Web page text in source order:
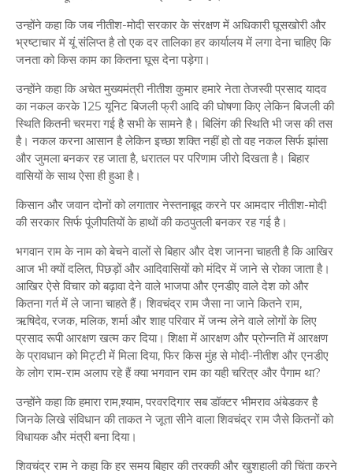
उन्होंने कहा कि जब नीतीश-मोदी सरकार के संरक्षण में अधिकारी घूसखोरी और
भ्रष्टाचार में यूं संलिप्त है तो एक दर तालिका हर कार्यालय में लगा देना चाहिए कि
जनता को किस काम का कितना घूस देना पड़ेगा।
उन्होंने कहा कि अचेत मुख्यमंत्री नीतीश कुमार हमारे नेता तेजस्वी प्रसाद यादव
का नकल करके 125 यूनिट बिजली फ्री आदि की घोषणा किए लेकिन बिजली की
स्थिति कितनी चरमरा गई है सभी के सामने है। बिलिंग की स्थिति भी जस की तस
है। नकल करना आसान है लेकिन इच्छा शक्ति नहीं हो तो वह नकल सिर्फ झांसा
और जुमला बनकर रह जाता है, धरातल पर परिणाम जीरो दिखता है। बिहार
वासियों के साथ ऐसा ही हुआ है।
किसान और जवान दोनों को लगातार नेस्तनाबूद करने पर आमदार नीतीश-मोदी
की सरकार सिर्फ पूंजीपतियों के हाथों की कठपुतली बनकर रह गई है।
भगवान राम के नाम को बेचने वालों से बिहार और देश जानना चाहती है कि आखिर
आज भी क्यों दलित, पिछड़ों और आदिवासियों को मंदिर में जाने से रोका जाता है।
आखिर ऐसे विचार को बढ़ावा देने वाले भाजपा और एनडीए वाले देश को और
कितना गर्त में ले जाना चाहते हैं। शिवचंद्र राम जैसा ना जाने कितने राम,
ऋषिदेव, रजक, मलिक, शर्मा और शाह परिवार में जन्म लेने वाले लोगों के लिए
प्रसाद रूपी आरक्षण खत्म कर दिया। शिक्षा में आरक्षण और प्रोन्नति में आरक्षण
के प्रावधान को मिट्टी में मिला दिया, फिर किस मुंह से मोदी-नीतीश और एनडीए
के लोग राम-राम अलाप रहे हैं क्या भगवान राम का यही चरित्र और पैगाम था?
उन्होंने कहा कि हमारा राम,श्याम, परवरदिगार सब डॉक्टर भीमराव अंबेडकर है
जिनके लिखे संविधान की ताकत ने जूता सीने वाला शिवचंद्र राम जैसे कितनों को
विधायक और मंत्री बना दिया।
शिवचंद्र राम ने कहा कि हर समय बिहार की तरक्की और खुशहाली की चिंता करने